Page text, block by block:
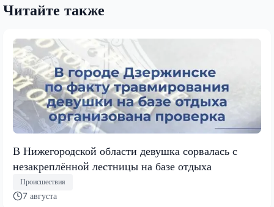
Читайте также
В Нижегородской области девушка сорвалась с
незакреплённой лестницы на базе отдыха
Происшествия
7 августа